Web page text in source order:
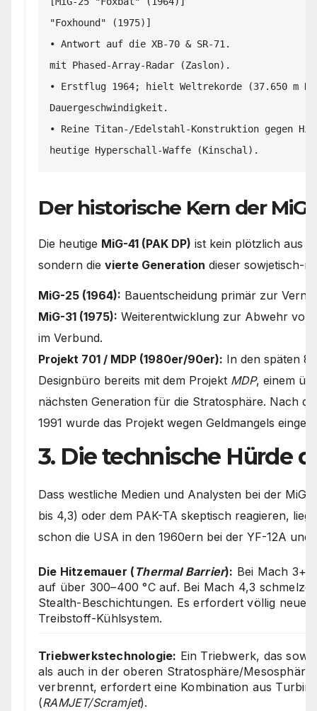
"Foxhound" (1975)]
• Antwort auf die XB-70 & SR-71.
mit Phased-Array-Radar (Zaslon).
• Erstflug 1964; hielt Weltrekorde (37.650
Dauergeschwindigkeit.
• Reine Titan-/Edelstahl-Konstruktion
Der historische Kern der MiG-
Die heutige MiG-41 (PAK DP) ist kein plötzlich aus
sondern die vierte Generation dieser sowjetisch-
MiG-25 (1964): Bauentscheidung primär zur
MiG-31 (1975): Weiterentwicklung zur Abwehr
im Verbund.
Projekt 701 / MDP (1980er/90er): In den späten
Designbüro bereits mit dem Projekt MDP, einem
nächsten Generation für die Stratosphäre. Nach
1991 wurde das Projekt wegen Geldmangels
3. Die technische Hürde
Dass westliche Medien und Analysten bei der
bis 4,3) oder dem PAK-TA skeptisch reagieren,
schon die USA in den 1960ern bei der YF-12A und
Die Hitzemauer ( Thermal Barrier): Bei Mach 3+
auf über 300–400 °C auf. Bei Mach 4,3
Stealth-Beschichtungen. Es erfordert völlig neue
Treibstoff-Kühlsystem.
Triebwerkstechnologie: Ein Triebwerk, das
als auch in der oberen Stratosphäre/
verbrennt, erfordert eine Kombination aus
(RAMJET/Scramjet).